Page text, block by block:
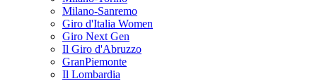
Milano-Sanremo
Giro d'Italia Women
Giro Next Gen
Il Giro d'Abruzzo
GranPiemonte
Il Lombardia